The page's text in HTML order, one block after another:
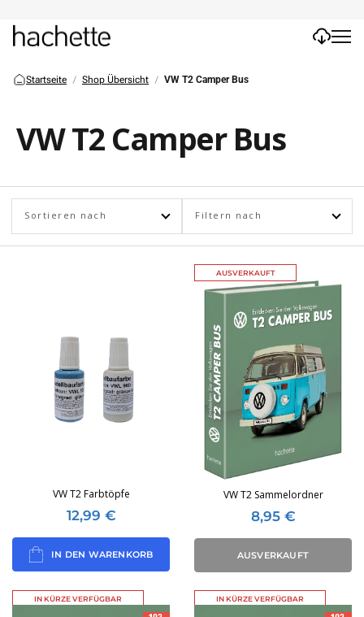
Startseite Shop Übersicht VW T2 Camper Bus
VW T2 Camper Bus
Sortieren nach Filtern nach
VW T2 Farbtöpfe
12,99 €
IN DEN WARENKORB
AUSVERKAUFT
VW T2 Sammelordner
8,95€
AUSVERKAUFT
IN KÜRZE VERFÜGBAR IN KÜRZE VERFÜGBAR